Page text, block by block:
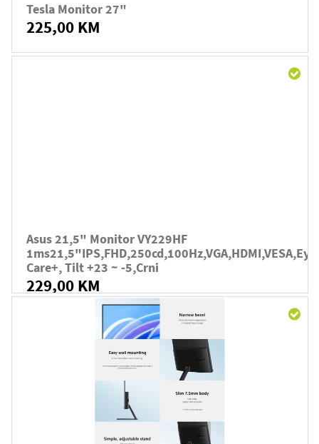
Tesla Monitor 27"
225,00 KM
Asus 21,5" Monitor VY229HF
1ms21,5"IPS,FHD,250cd,100Hz,VGA,HDMI,VESA,Eye
Care+, Tilt +23 ~ -5,crni
229,00 KM